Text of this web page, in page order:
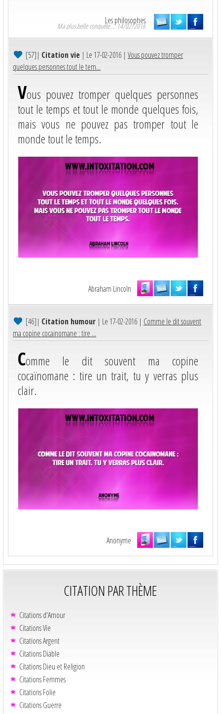
Les philosophes
Ma plus belle conquête.... 14/02/2016
[57]| Citation vie | Le 17-02-2016 | Vous pouvez tromper
quelques personnes tout le tem...
Vous pouvez tromper quelques personnes
tout le temps et tout le monde quelques fois,
mais vous ne pouvez pas tromper tout le
monde tout le temps.
Abraham Lincoln
[46]| Citation humour | Le 17-02-2016 | Comme le dit souvent
ma copine cocaïnomane : tire ...
Comme le dit souvent ma copine
cocaïnomane : tire un trait, tu y verras plus
clair.
Anonyme
CITATION PAR THÈME
Citations d'Amour
Citations Vie
Citations Argent
Citations Diable
Citations Dieu et Religion
Citations Femmes
Citations Folie
Citations Guerre